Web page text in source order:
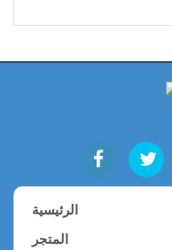
الرئيسية
المتجر